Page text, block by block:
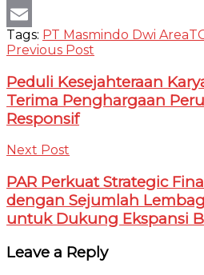
Print
Email
Tags: PT Masmindo Dwi Area
Previous Post
Peduli Kesejahteraan
Terima Penghargaan
Responsif
Next Post
PAR Perkuat Strategic
dengan Sejumlah
untuk Dukung Ekspansi
Leave a Reply